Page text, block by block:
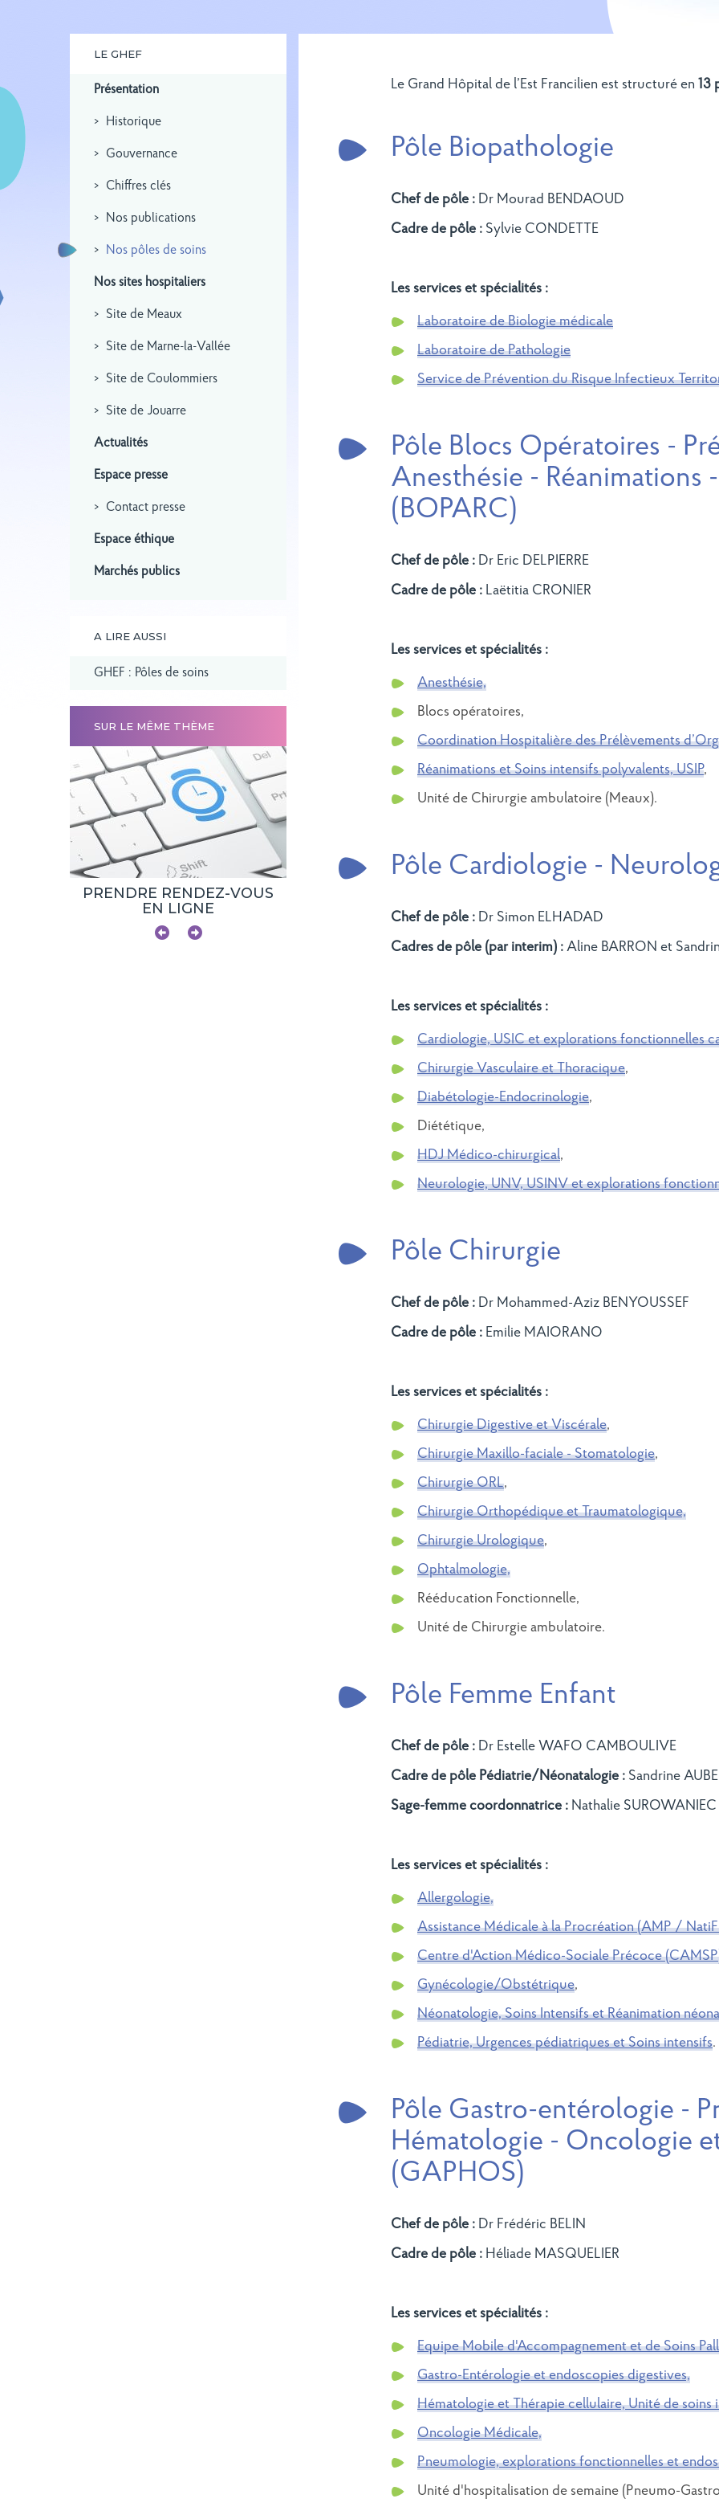
Le Grand Hôpital de l’Est Francilien est structuré en 13
Pôle Biopathologie
Chef de pôle : Dr Mourad BENDAOUD
Cadre de pôle : Sylvie CONDETTE
Les services et spécialités :
Laboratoire de Biologie médicale
Laboratoire de Pathologie
Service de Prévention du Risque Infectieux
Pôle Blocs Opératoires -
Anesthésie - Réanimations
(BOPARC)
Chef de pôle : Dr Eric DELPIERRE
Cadre de pôle : Laëtitia CRONIER
Les services et spécialités :
Anesthésie,
Blocs opératoires,
Coordination Hospitalière des Prélèvements
Réanimations et Soins intensifs polyvalents, USIP,
Unité de Chirurgie ambulatoire (Meaux).
Pôle Cardiologie -
Chef de pôle : Dr Simon ELHADAD
Cadres de pôle (par interim) : Aline BARRON et
Les services et spécialités :
Cardiologie, USIC et explorations fonctionnelles
Chirurgie Vasculaire et Thoracique,
Diabétologie-Endocrinologie,
Diététique,
HDJ Médico-chirurgical,
Neurologie, UNV, USINV et explorations
Pôle Chirurgie
Chef de pôle : Dr Mohammed-Aziz BENYOUSSEF
Cadre de pôle : Emilie MAIORANO
Les services et spécialités :
Chirurgie Digestive et Viscérale,
Chirurgie Maxillo-faciale - Stomatologie,
Chirurgie ORL,
Chirurgie Orthopédique et Traumatologique,
Chirurgie Urologique,
Ophtalmologie,
Rééducation Fonctionnelle,
Unité de Chirurgie ambulatoire.
Pôle Femme Enfant
Chef de pôle : Dr Estelle WAFO CAMBOULIVE
Cadre de pôle Pédiatrie/Néonatalogie : Sandrine
Sage-femme coordonnatrice : Nathalie SUROWANIEC
Les services et spécialités :
Allergologie,
Assistance Médicale à la Procréation (AMP /
Centre d'Action Médico-Sociale Précoce
Gynécologie/Obstétrique,
Néonatologie, Soins Intensifs et Réanimation
Pédiatrie, Urgences pédiatriques et Soins intensifs.
Pôle Gastro-entérologie -
Hématologie - Oncologie
(GAPHOS)
Chef de pôle : Dr Frédéric BELIN
Cadre de pôle : Héliade MASQUELIER
Les services et spécialités :
Equipe Mobile d'Accompagnement et de Soins
Gastro-Entérologie et endoscopies digestives,
Hématologie et Thérapie cellulaire, Unité de soins
Oncologie Médicale,
Pneumologie, explorations fonctionnelles et
Unité d'hospitalisation de semaine (Pneumo-
LE GHEF
Présentation
Historique
Gouvernance
Chiffres clés
Nos publications
Nos pôles de soins
Nos sites hospitaliers
Site de Meaux
Site de Marne-la-Vallée
Site de Coulommiers
Site de Jouarre
Actualités
Espace presse
Contact presse
Espace éthique
Marchés publics
A LIRE AUSSI
GHEF : Pôles de soins
SUR LE MÊME THÈME
PRENDRE RENDEZ-VOUS
EN LIGNE
VALLÉE